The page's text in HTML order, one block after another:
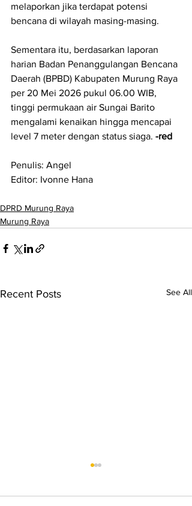
melaporkan jika terdapat potensi
bencana di wilayah masing-masing.
Sementara itu, berdasarkan laporan
harian Badan Penanggulangan Bencana
Daerah (BPBD) Kabupaten Murung Raya
per 20 Mei 2026 pukul 06.00 WIB,
tinggi permukaan air Sungai Barito
mengalami kenaikan hingga mencapai
level 7 meter dengan status siaga. -red
Penulis: Angel
Editor: Ivonne Hana
DPRD Murung Raya
Murung Raya
Recent Posts See All